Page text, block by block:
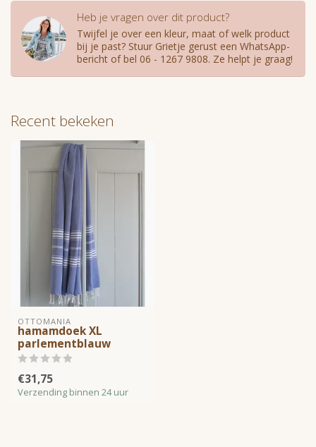
Heb je vragen over dit product?
Twijfel je over een kleur, maat of welk product
bij je past? Stuur Grietje gerust een WhatsApp-
bericht of bel 06 - 1267 9808. Ze helpt je graag!
Recent bekeken
OTTOMANIA
hamamdoek XL
parlementblauw
€31,75
Verzending binnen 24 uur